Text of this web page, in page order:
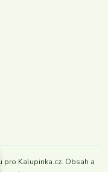
Kalupinka.cz. Obsah a